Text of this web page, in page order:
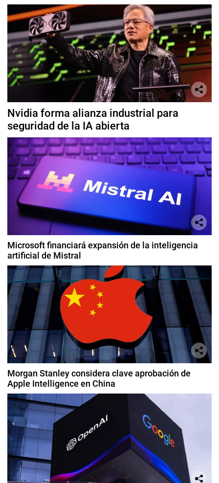
Nvidia forma alianza industrial para
seguridad de la IA abierta
Microsoft financiará expansión de la inteligencia
artificial de Mistral
Morgan Stanley considera clave aprobación de
Apple Intelligence en China